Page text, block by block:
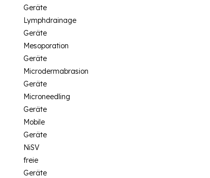
Geräte
Lymphdrainage
Geräte
Mesoporation
Geräte
Microdermabrasion
Geräte
Microneedling
Geräte
Mobile
Geräte
NiSV
freie
Geräte